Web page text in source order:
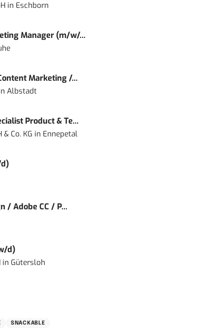
in Eschborn
Manager (m/w/...
Marketing /...
Albstadt
Product & Te...
Co. KG in Ennepetal
/ Adobe CC / P...
d)
in Gütersloh
SNACKABLE